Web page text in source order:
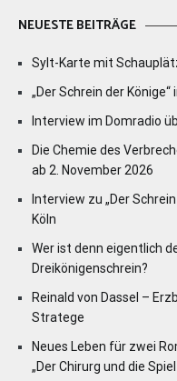
NEUESTE BEITRÄGE
Sylt-Karte mit
„Der Schrein der
Interview im Domradio
Die Chemie des
ab 2. November 2026
Interview zu „Der
Köln
Wer ist denn eigentlich
Dreikönigenschrein?
Reinald von Dassel –
Stratege
Neues Leben für zwei
„Der Chirurg und die